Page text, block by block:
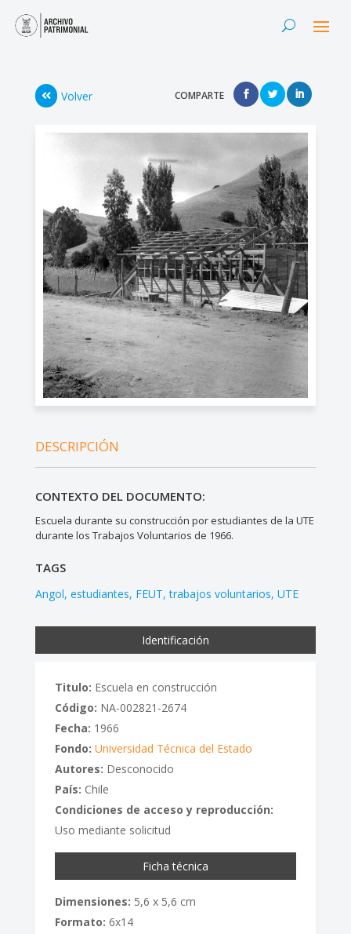
Volver COMPARTE
DESCRIPCIÓN
CONTEXTO DEL DOCUMENTO:
Escuela durante su construcción por estudiantes de la UTE
durante los Trabajos Voluntarios de 1966.
TAGS
Angol estudiantes FEUT trabajos voluntarios UTE
Identificación
Titulo: Escuela en construcción
Código: NA-002821-2674
Fecha: 1966
Fondo: Universidad Técnica del Estado
Autores: Desconocido
País: Chile
Condiciones de acceso y reproducción:
Uso mediante solicitud
Ficha técnica
Dimensiones: 5,6 x 5,6 cm
Formato: 6x14